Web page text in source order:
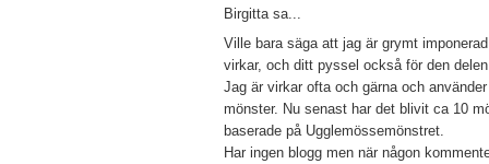
Birgitta sa...
Ville bara säga att jag är grymt
virkar, och ditt pyssel också för den
Jag är virkar ofta och gärna och
mönster. Nu senast har det blivit ca 10
baserade på Ugglemössemönstret.
Har ingen blogg men när någon